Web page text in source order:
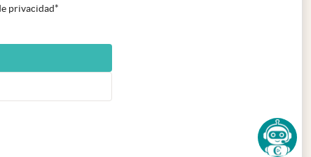
privacidad*